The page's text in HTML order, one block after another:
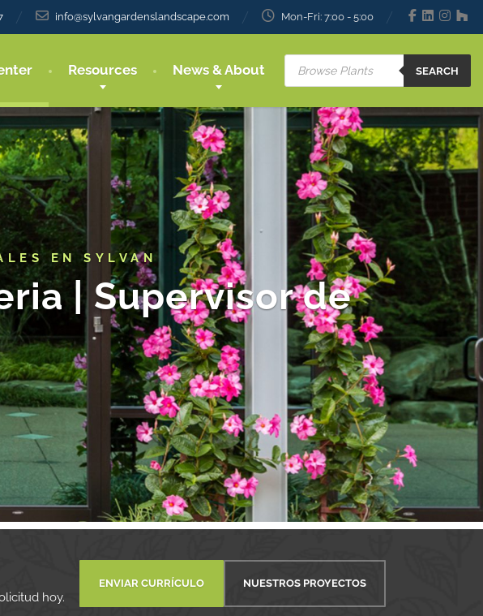
info@sylvangardenslandscape.com Mon-Fri: 7:00 - 5:00
Resources News & About SEARCH
EN SYLVAN
| Supervisor de
hoy.
ENVIAR CURRÍCULO NUESTROS PROYECTOS